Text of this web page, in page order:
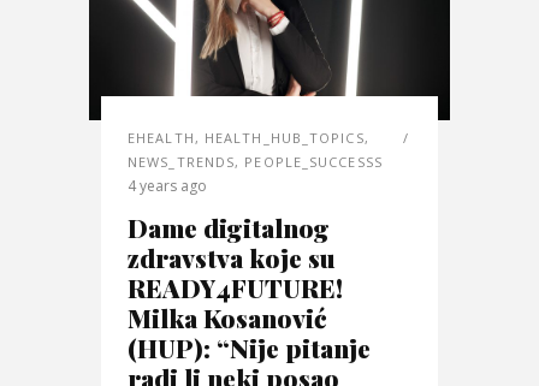
EHEALTH , HEALTH_HUB_TOPICS,
NEWS_TRENDS, PEOPLE_SUCCESSS
4 years ago
Dame digitalnog
zdravstva koje su
READY4FUTURE!
Milka Kosanović
(HUP): “Nije pitanje
radi li neki posao